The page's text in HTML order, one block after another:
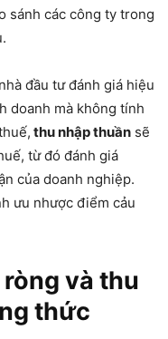
sánh các công ty trong
đầu tư đánh giá hiệu
doanh mà không tính
thu nhập thuần sẽ
từ đó đánh giá
của doanh nghiệp.
ưu nhược điểm cảu
và thu
thức